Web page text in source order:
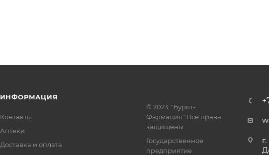
ИНФОРМАЦИЯ
Контакты
Аптеки
Доставка и оплата
© 2023. "Бурят-
Фармация" Все права
защищены
Государственное
предприятие